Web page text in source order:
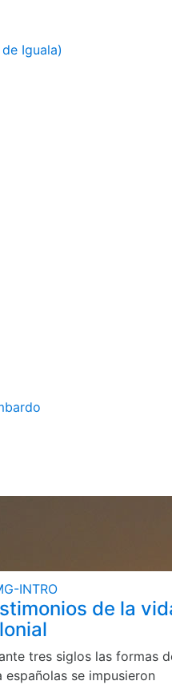
Iguala)
de la
tres siglos las formas
españolas se impusieron